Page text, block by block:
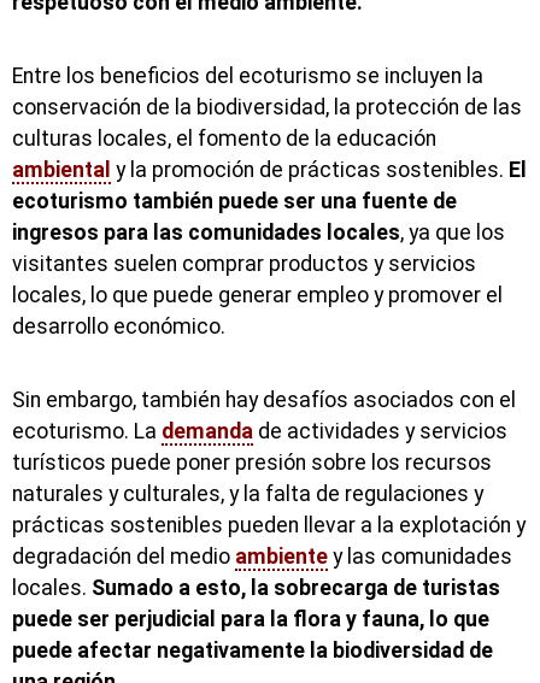
Entre los beneficios del ecoturismo se incluyen la
conservación de la biodiversidad, la protección de las
culturas locales, el fomento de la educación
ambiental y la promoción de prácticas sostenibles. El
ecoturismo también puede ser una fuente de
ingresos para las comunidades locales, ya que los
visitantes suelen comprar productos y servicios
locales, lo que puede generar empleo y promover el
desarrollo económico.
Sin embargo, también hay desafíos asociados con el
ecoturismo. La demanda de actividades y servicios
turísticos puede poner presión sobre los recursos
naturales y culturales, y la falta de regulaciones y
prácticas sostenibles pueden llevar a la explotación y
degradación del medio ambiente y las comunidades
locales. Sumado a esto, la sobrecarga de turistas
puede ser perjudicial para la flora y fauna, lo que
puede afectar negativamente la biodiversidad de